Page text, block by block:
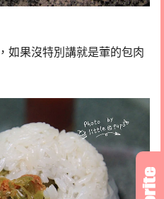
如果沒特別講就是葷的包肉